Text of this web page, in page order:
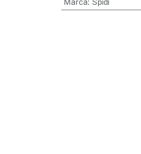
Marca: Spidi